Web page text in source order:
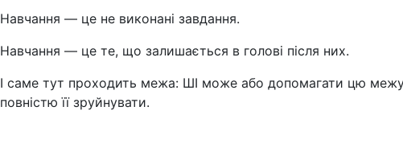
Навчання — це не виконані завдання.
Навчання — це те, що залишається в голові після них.
І саме тут проходить межа: ШІ може або допомагати цю межу
повністю її зруйнувати.